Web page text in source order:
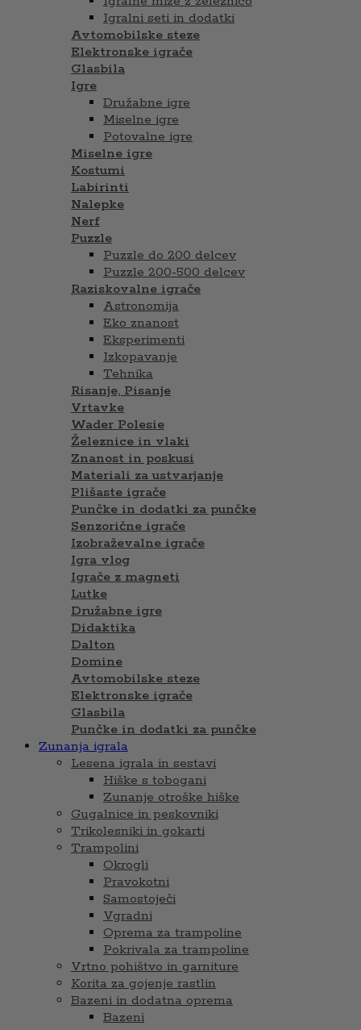
Igralni seti in dodatki
Avtomobilske steze
Elektronske igrače
Glasbila
Igre
Družabne igre
Miselne igre
Potovalne igre
Miselne igre
Kostumi
Labirinti
Nalepke
Nerf
Puzzle
Puzzle do 200 delcev
Puzzle 200-500 delcev
Raziskovalne igrače
Astronomija
Eko znanost
Eksperimenti
Izkopavanje
Tehnika
Risanje, Pisanje
Vrtavke
Wader Polesie
Železnice in vlaki
Znanost in poskusi
Materiali za ustvarjanje
Plišaste igrače
Punčke in dodatki za punčke
Senzorične igrače
Izobraževalne igrače
Igra vlog
Igrače z magneti
Lutke
Družabne igre
Didaktika
Dalton
Domine
Avtomobilske steze
Elektronske igrače
Glasbila
Punčke in dodatki za punčke
Zunanja igrala
Lesena igrala in sestavi
Hiške s tobogani
Zunanje otroške hiške
Gugalnice in peskovniki
Trikolesniki in gokarti
Trampolini
Okrogli
Pravokotni
Samostoječi
Vgradni
Oprema za trampoline
Pokrivala za trampoline
Vrtno pohištvo in garniture
Korita za gojenje rastlin
Bazeni in dodatna oprema
Bazeni